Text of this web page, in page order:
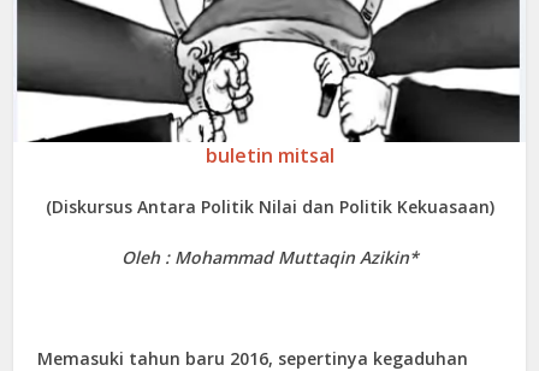
buletin mitsal
(Diskursus Antara Politik Nilai dan Politik Kekuasaan)
Oleh : Mohammad Muttaqin Azikin*
Memasuki tahun baru 2016, sepertinya kegaduhan